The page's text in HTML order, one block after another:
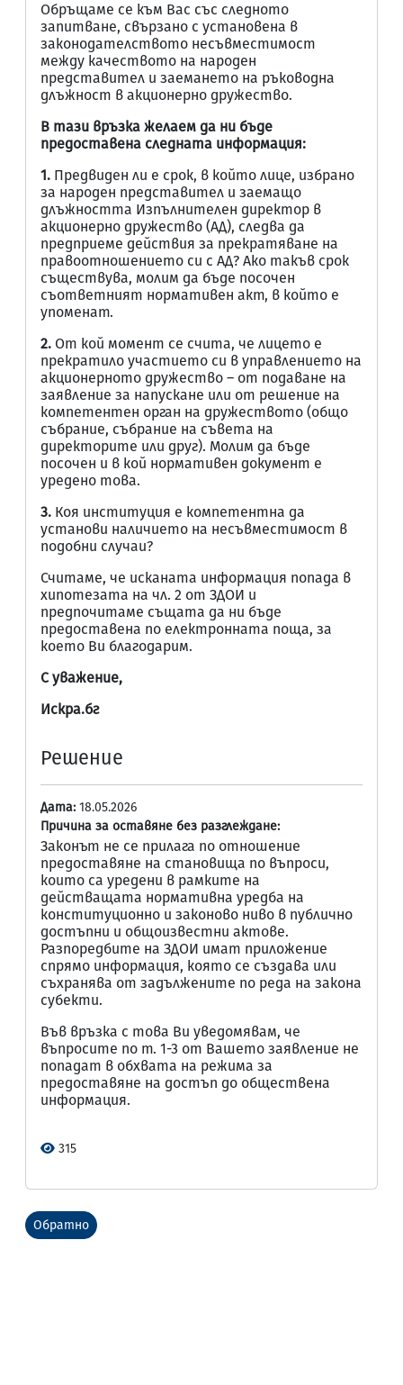
Обръщаме се към Вас със следното
запитване, свързано с установена в
законодателството несъвместимост
между качеството на народен
представител и заемането на ръководна
длъжност в акционерно дружество.
В тази връзка желаем да ни бъде
предоставена следната информация:
1. Предвиден ли е срок, в който лице, избрано
за народен представител и заемащо
длъжността Изпълнителен директор в
акционерно дружество (АД), следва да
предприеме действия за прекратяване на
правоотношението си с АД? Ако такъв срок
съществува, молим да бъде посочен
съответният нормативен акт, в който е
упоменат.
2. От кой момент се счита, че лицето е
прекратило участието си в управлението на
акционерното дружество – от подаване на
заявление за напускане или от решение на
компетентен орган на дружеството (общо
събрание, събрание на съвета на
директорите или друг). Молим да бъде
посочен и в кой нормативен документ е
уредено това.
3. Коя институция е компетентна да
установи наличието на несъвместимост в
подобни случаи?
Считаме, че исканата информация попада в
хипотезата на чл. 2 от ЗДОИ и
предпочитаме същата да ни бъде
предоставена по електронната поща, за
което Ви благодарим.
С уважение,
Искра.бг
Решение
Дата: 18.05.2026
Причина за оставяне без разглеждане:
Законът не се прилага по отношение
предоставяне на становища по въпроси,
които са уредени в рамките на
действащата нормативна уредба на
конституционно и законово ниво в публично
достъпни и общоизвестни актове.
Разпоредбите на ЗДОИ имат приложение
спрямо информация, която се създава или
съхранява от задължените по реда на закона
субекти.
Във връзка с това Ви уведомявам, че
въпросите по т. 1-3 от Вашето заявление не
попадат в обхвата на режима за
предоставяне на достъп до обществена
информация.
315
Обратно